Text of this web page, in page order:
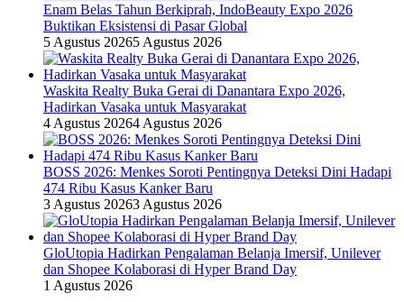
Enam Belas Tahun Berkiprah, IndoBeauty Expo 2026
Buktikan Eksistensi di Pasar Global
5 Agustus 20265 Agustus 2026
Waskita Realty Buka Gerai di Danantara Expo 2026,
Hadirkan Vasaka untuk Masyarakat
4 Agustus 20264 Agustus 2026
BOSS 2026: Menkes Soroti Pentingnya Deteksi Dini Hadapi
474 Ribu Kasus Kanker Baru
3 Agustus 20263 Agustus 2026
GloUtopia Hadirkan Pengalaman Belanja Imersif, Unilever
dan Shopee Kolaborasi di Hyper Brand Day
1 Agustus 2026